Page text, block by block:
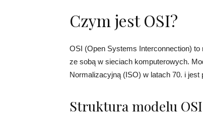
Czym jest OSI?
OSI (Open Systems Interconnection)
ze sobą w sieciach komputerowych.
Normalizacyjną (ISO) w latach 70. i jest
Struktura modelu OSI